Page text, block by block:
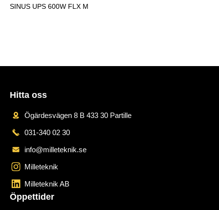
SINUS UPS 600W FLX M
Hitta oss
Ögärdesvägen 8 B 433 30 Partille
031-340 02 30
info@milleteknik.se
Milleteknik
Milleteknik AB
Öppettider